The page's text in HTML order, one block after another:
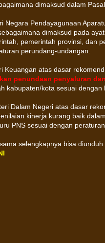
dimaksud dalam Pasal
Negara Pendayagunaan
dimaksud pada
pemerintah provinsi, dan
perundang-undangan.
Keuangan atas dasar
penundaan penyaluran
kabupaten/kota sesuai
Dalam Negeri atas dasar
kinerja kurang baik
PNS sesuai dengan
selengkapnya bisa diunduh